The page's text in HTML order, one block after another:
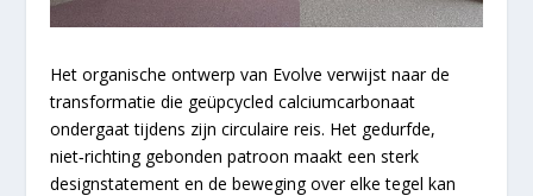
Het organische ontwerp van Evolve verwijst naar de
transformatie die geüpcycled calciumcarbonaat
ondergaat tijdens zijn circulaire reis. Het gedurfde,
niet‑richting gebonden patroon maakt een sterk
designstatement en de beweging over elke tegel kan